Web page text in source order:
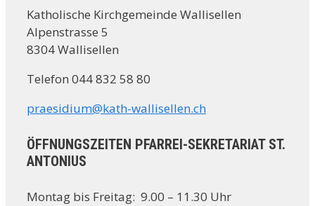
Katholische Kirchgemeinde Wallisellen
Alpenstrasse 5
8304 Wallisellen
Telefon 044 832 58 80
praesidium@kath-wallisellen.ch
ÖFFNUNGSZEITEN PFARREI-SEKRETARIAT ST.
ANTONIUS
Montag bis Freitag: 9.00 – 11.30 Uhr